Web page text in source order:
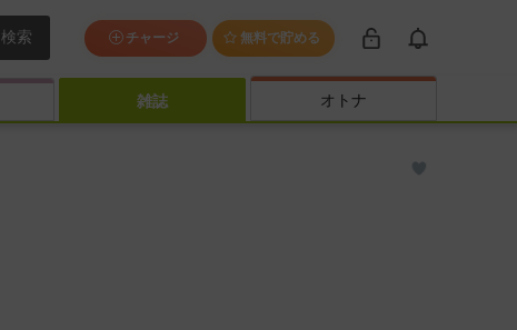
検索 チャージ 無料で貯める
雑誌 オトナ